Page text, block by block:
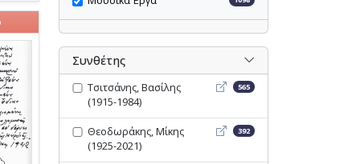
Συνθέτης
Τσιτσάνης, Βασίλης
(1915-1984)
Τσιτσάνης, Βασίλης (1915-
565
Θεοδωράκης, Μίκης
(1925-2021)
Θεοδωράκης, Μίκης (1925-
392